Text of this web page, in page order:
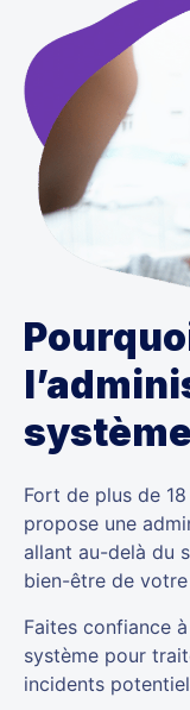
Fort de plus de
propose une
allant au-delà du
bien-être de votre
Faites confiance
système pour
incidents